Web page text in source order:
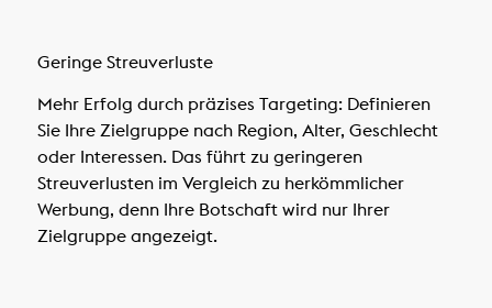
Geringe Streuverluste
Mehr Erfolg durch präzises Targeting: Definieren
Sie Ihre Zielgruppe nach Region, Alter, Geschlecht
oder Interessen. Das führt zu geringeren
Streuverlusten im Vergleich zu herkömmlicher
Werbung, denn Ihre Botschaft wird nur Ihrer
Zielgruppe angezeigt.